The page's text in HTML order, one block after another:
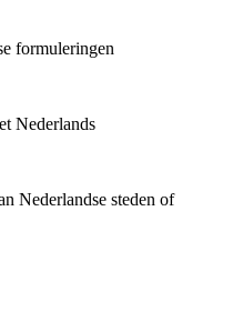
formuleringen
Nederlands
Nederlandse steden of